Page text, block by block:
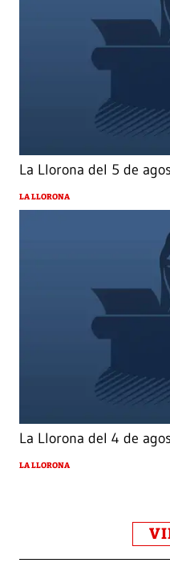
La Llorona del 5 de
LA LLORONA
La Llorona del 4 de
LA LLORONA